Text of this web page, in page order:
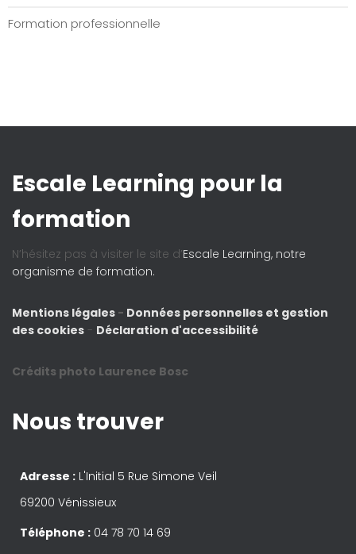
Formation professionnelle
Escale Learning pour la
formation
N’hésitez pas à visiter le site d’Escale Learning, notre
organisme de formation.
Mentions légales - Données personnelles et gestion
des cookies - Déclaration d'accessibilité
Crédits photo Laurence Bosc
Nous trouver
Adresse : L'Initial 5 Rue Simone Veil
69200 Vénissieux
Téléphone : 04 78 70 14 69